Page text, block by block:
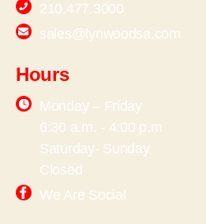
210.477.3000
sales@lynwoodsa.com
Hours
Monday – Friday
6:30 a.m. - 4:00 p.m
Saturday- Sunday
Closed
We Are Social